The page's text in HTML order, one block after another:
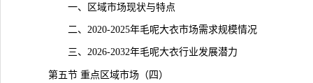
一、区域市场现状与特点
二、2020-2025年毛呢大衣市场需求规模情况
三、2026-2032年毛呢大衣行业发展潜力
第五节 重点区域市场（四）